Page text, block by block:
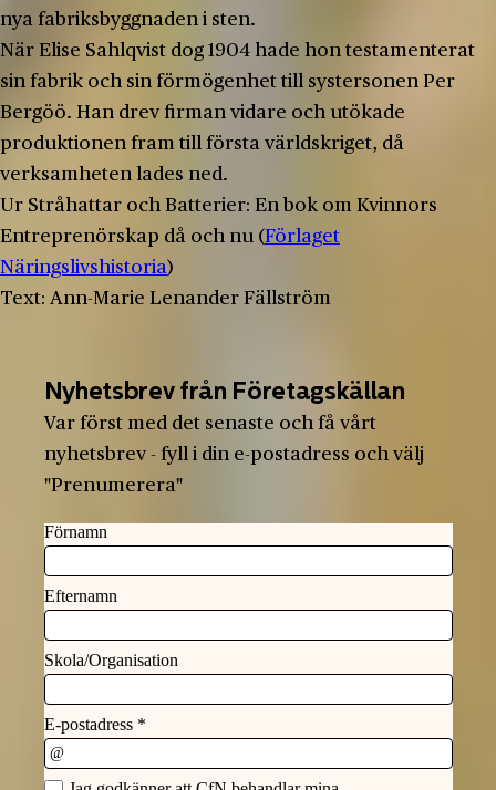
nya fabriksbyggnaden i sten.
När Elise Sahlqvist dog 1904 hade hon testamenterat
sin fabrik och sin förmögenhet till systersonen Per
Bergöö. Han drev firman vidare och utökade
produktionen fram till första världskriget, då
verksamheten lades ned.
Ur Stråhattar och Batterier: En bok om Kvinnors
Entreprenörskap då och nu (Förlaget
Näringslivshistoria)
Text: Ann-Marie Lenander Fällström
Nyhetsbrev från Företagskällan
Var först med det senaste och få vårt
nyhetsbrev - fyll i din e-postadress och välj
"Prenumerera"